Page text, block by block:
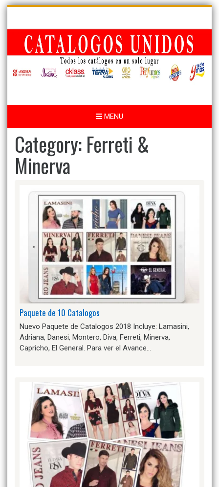
Skip
content
MENU
Category: Ferreti &
Minerva
Paquete de 10 Catalogos
Nuevo Paquete de Catalogos 2018 Incluye: Lamasini,
Adriana, Danesi, Montero, Diva, Ferreti, Minerva,
Capricho, El General. Para ver el Avance…